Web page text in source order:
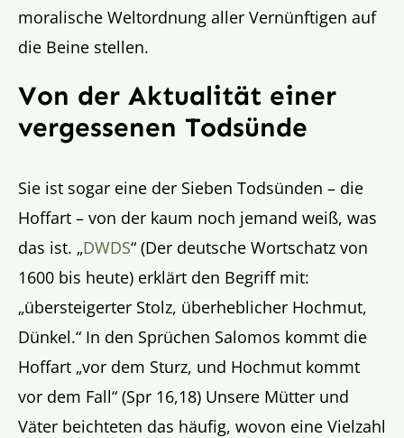
moralische Weltordnung aller Vernünftigen auf
die Beine stellen.
Von der Aktualität einer
vergessenen Todsünde
Sie ist sogar eine der Sieben Todsünden – die
Hoffart – von der kaum noch jemand weiß, was
das ist. „DWDS“ (Der deutsche Wortschatz von
1600 bis heute) erklärt den Begriff mit:
„übersteigerter Stolz, überheblicher Hochmut,
Dünkel.“ In den Sprüchen Salomos kommt die
Hoffart „vor dem Sturz, und Hochmut kommt
vor dem Fall“ (Spr 16,18) Unsere Mütter und
Väter beichteten das häufig, wovon eine Vielzahl